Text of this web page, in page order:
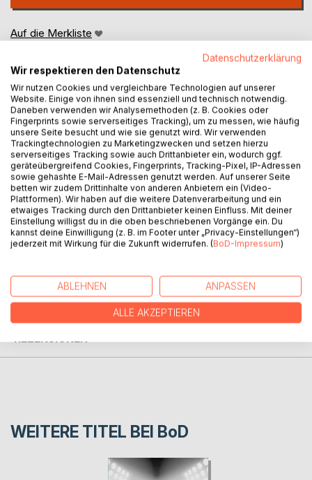
Auf die Merkliste
BESCHREIBUNG
Wenn Sie auf der Suche nach einem Haustier sind, finden
Sie Ihr zukünftiges Familienmitglied vielleicht im Tierheim.
Renate Alt
PRESSESTIMMEN
WEITERE TITEL BEI BoD
Datenschutzerklärung
Wir respektieren den Datenschutz
Wir nutzen Cookies und vergleichbare Technologien auf unserer
Website. Einige von ihnen sind essenziell und technisch notwendig.
Daneben verwenden wir Analysemethoden (z. B. Cookies oder
Fingerprints sowie serverseitiges Tracking), um zu messen, wie häufig
unsere Seite besucht und wie sie genutzt wird. Wir verwenden
Trackingtechnologien zu Marketingzwecken und setzen hierzu
serverseitiges Tracking sowie auch Drittanbieter ein, wodurch ggf.
geräteübergreifend Cookies, Fingerprints, Tracking-Pixel, IP-Adressen
sowie gehashte E-Mail-Adressen genutzt werden. Auf unserer Seite
betten wir zudem Drittinhalte von anderen Anbietern ein (Video-
Plattformen). Wir haben auf die weitere Datenverarbeitung und ein
etwaiges Tracking durch den Drittanbieter keinen Einfluss. Mit deiner
Einstellung willigst du in die oben beschriebenen Vorgänge ein. Du
kannst deine Einwilligung (z. B. im Footer unter „Privacy-Einstellungen“)
jederzeit mit Wirkung für die Zukunft widerrufen. (BoD-Impressum)
ABLEHNEN ANPASSEN
ALLE AKZEPTIEREN